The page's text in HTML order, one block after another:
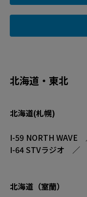
北海道・東北
北海道(札幌)
I-59 NORTH
I-64 STVラジオ ／
北海道（室蘭）